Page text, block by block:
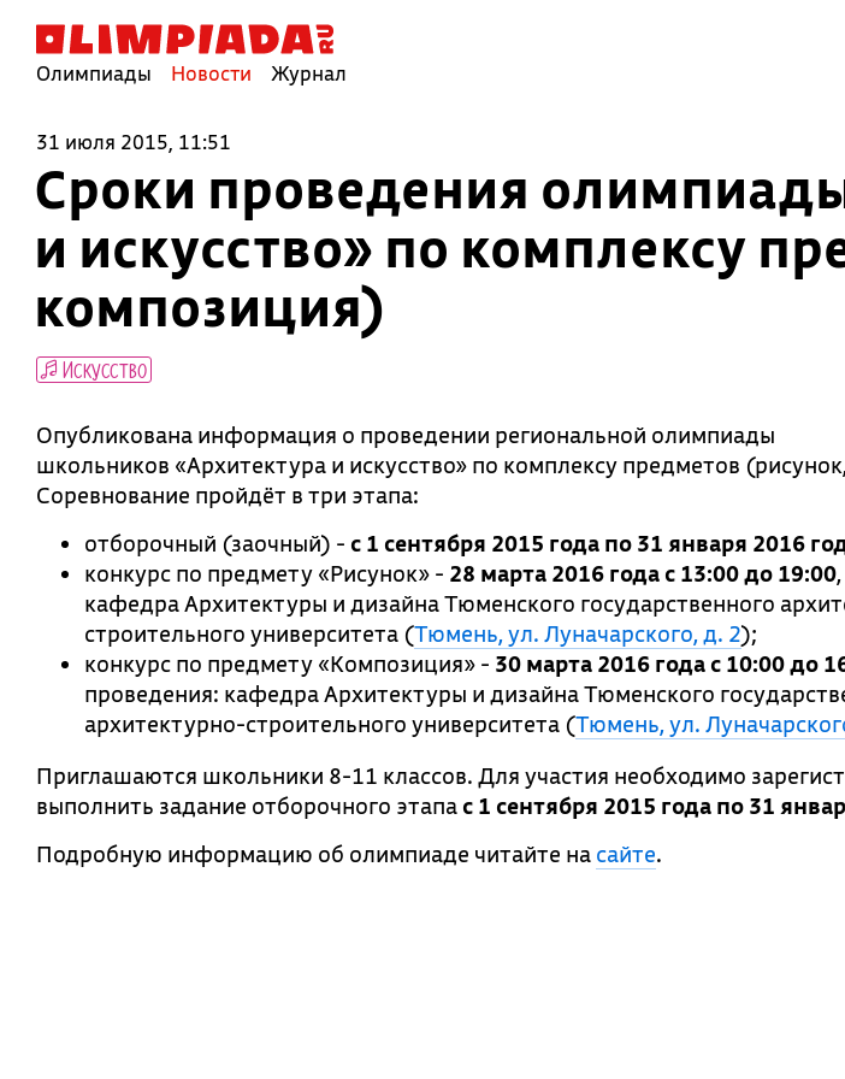
Олимпиады Новости Журнал
31 июля 2015, 11:51
Сроки проведения
и искусство» по комплексу
композиция)
Искусство
Опубликована информация о проведении региональной олимпиады
школьников «Архитектура и искусство» по комплексу предметов
Соревнование пройдёт в три этапа:
отборочный (заочный) - с 1 сентября 2015 года по 31 января 2016
конкурс по предмету «Рисунок» - 28 марта 2016 года с 13:00 до 19:00
кафедра Архитектуры и дизайна Тюменского государственного
строительного университета (Тюмень, ул. Луначарского, д. 2);
конкурс по предмету «Композиция» - 30 марта 2016 года с 10:00 до
проведения: кафедра Архитектуры и дизайна Тюменского
архитектурно-строительного университета (Тюмень, ул.
Приглашаются школьники 8-11 классов. Для участия необходимо
выполнить задание отборочного этапа с 1 сентября 2015 года по 31
Подробную информацию об олимпиаде читайте на сайте.